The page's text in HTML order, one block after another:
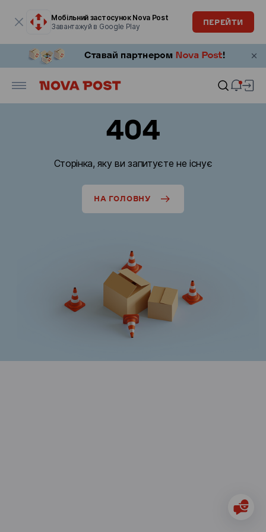
Мобільний застосунок Nova Post
Завантажуй в Google Play
ПЕРЕЙТИ
404
Сторінка, яку ви запитуєте не існує
НА ГОЛОВНУ